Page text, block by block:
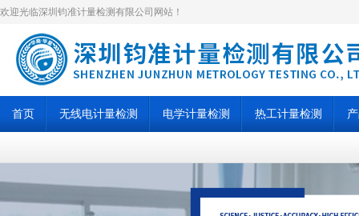
欢迎光临深圳钧准计量检测有限公司网站！
首页 无线电计量检测 电学计量检测 热工计量检测